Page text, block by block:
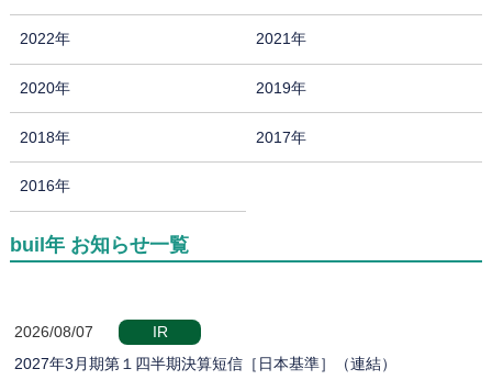
2022年 2021年
2020年 2019年
2018年 2017年
2016年
buil年 お知らせ一覧
2026/08/07
IR
2027年3月期第１四半期決算短信［日本基準］（連結）